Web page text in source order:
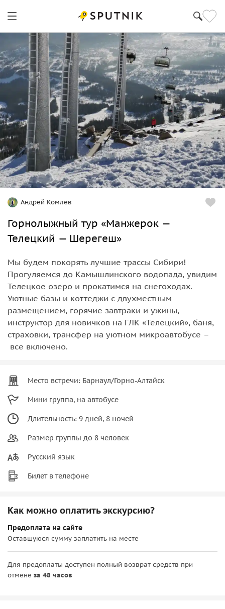
Андрей Комлев
Горнолыжный тур «Манжерок —
Телецкий — Шерегеш»
Мы будем покорять лучшие трассы Сибири!
Прогуляемся до Камышлинского водопада, увидим
Телецкое озеро и прокатимся на снегоходах.
Уютные базы и коттеджи с двухместным
размещением, горячие завтраки и ужины,
инструктор для новичков на ГЛК «Телецкий», баня,
страховки, трансфер на уютном микроавтобусе –
все включено.
Место встречи: Барнаул/Горно-Алтайск
Мини группа, на автобусе
Длительность: 9 дней, 8 ночей
Размер группы до 8 человек
Русский язык
Билет в телефоне
Как можно оплатить экскурсию?
Предоплата на сайте
Оставшуюся сумму заплатить на месте
Для предоплаты доступен полный возврат средств при
отмене за 48 часов